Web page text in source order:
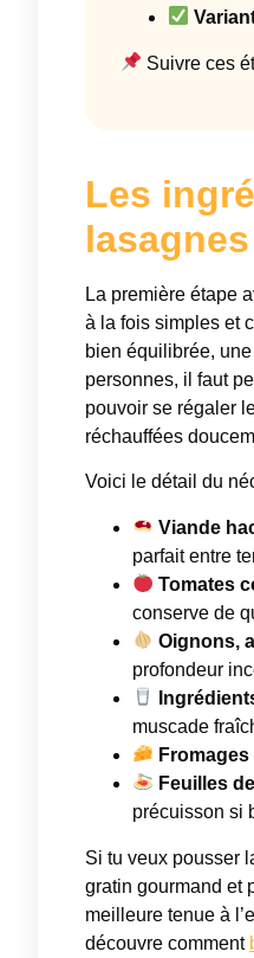
Suivre ces
Les
La première étape
à la fois simples et
bien équilibrée,
personnes, il faut
pouvoir se régaler
réchauffées
Voici le détail du
Viande
parfait entre
Tomates
conserve de
Oignons,
profondeur
muscade
Fromages
Feuilles
précuisson si
Si tu veux pousser
gratin gourmand et
meilleure tenue à
découvre comment